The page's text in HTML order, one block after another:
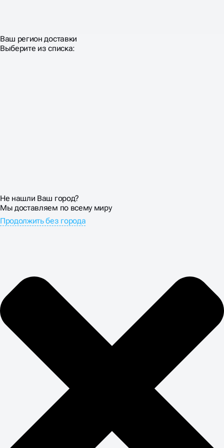
Ваш регион доставки
Выберите из списка:
Не нашли Ваш город?
Мы доставляем по всему миру
Продолжить без города